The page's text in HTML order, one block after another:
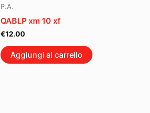
P.A.
QABLP xm 10 xf
€12.00
Aggiungi al carrello